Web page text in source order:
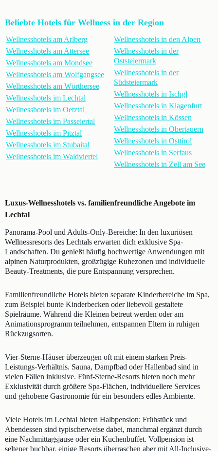
Beliebte Hotels für Wellness in der Region
Wellnesshotels am Arlberg
Wellnesshotels am Attersee
Wellnesshotels am Mondsee
Wellnesshotels am Wolfgangsee
Wellnesshotels am Wörthersee
Wellnesshotels im Lechtal
Wellnesshotels im Oetztal
Wellnesshotels im Passeiertal
Wellnesshotels im Pitztal
Wellnesshotels im Stubaital
Wellnesshotels im Waldviertel
Wellnesshotels in den Alpen
Wellnesshotels in der
Oststeiermark
Wellnesshotels in der
Südsteiermark
Wellnesshotels in Ischgl
Wellnesshotels in Klagenfurt
Wellnesshotels in Kössen
Wellnesshotels in Obertauern
Wellnesshotels in Osttirol
Wellnesshotels in Serfaus
Wellnesshotels in Zell am See
Luxus-Wellnesshotels vs. familienfreundliche Angebote im
Lechtal
Panorama-Pool und Adults-Only-Bereiche: In den luxuriösen
Wellnessresorts des Lechtals erwarten dich exklusive Spa-
Landschaften. Du genießt häufig hochwertige Anwendungen mit
alpinen Naturprodukten, großzügige Ruhezonen und individuelle
Beauty-Treatments, die pure Entspannung versprechen.
Familienfreundliche Hotels bieten separate Kinderbereiche im Spa,
zum Beispiel bunte Kinderbecken oder liebevoll gestaltete
Spielräume. Während die Kleinen betreut werden oder am
Animationsprogramm teilnehmen, entspannen Eltern in ruhigen
Rückzugsorten.
Vier-Sterne-Häuser überzeugen oft mit einem starken Preis-
Leistungs-Verhältnis. Sauna, Dampfbad oder Hallenbad sind in
vielen Fällen inklusive. Fünf-Sterne-Resorts bieten noch mehr
Exklusivität durch größere Spa-Flächen, individuellere Services
und gehobene Gastronomie für ein besonders edles Ambiente.
Viele Hotels im Lechtal bieten Halbpension: Frühstück und
Abendessen sind typischerweise dabei, manchmal ergänzt durch
eine Nachmittagsjause oder ein Kuchenbuffet. Vollpension ist
seltener buchbar, einige Resorts überraschen aber mit All-Inclusive-